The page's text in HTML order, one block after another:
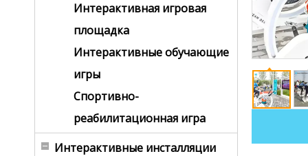
Интерактивная игровая
площадка
Интерактивные обучающие
игры
Спортивно-
реабилитационная игра
Интерактивные инсталляции